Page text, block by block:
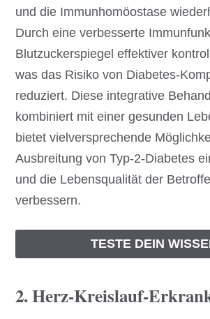
und die Immunhomöostase
Durch eine verbesserte
Blutzuckerspiegel effektiver
was das Risiko von Diabetes-
reduziert. Diese integrative
kombiniert mit einer gesunden
bietet vielversprechende
Ausbreitung von Typ-2-Diabetes
und die Lebensqualität der
verbessern.
TESTE DEIN
2. Herz-Kreislauf-